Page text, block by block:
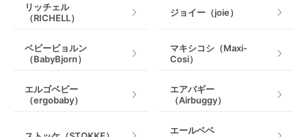
リッチェル
（RICHELL）
ジョイー（joie）
ベビービョルン
（BabyBjorn）
マキシコシ（Maxi-
Cosi）
エルゴベビー
（ergobaby）
エアバギー
（Airbuggy）
エールベベ